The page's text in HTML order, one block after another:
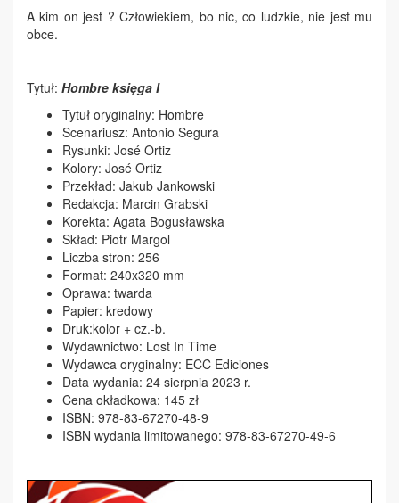
A kim on jest ? Człowiekiem, bo nic, co ludzkie, nie jest mu
obce.
Tytuł: Hombre księga I
Tytuł oryginalny: Hombre
Scenariusz: Antonio Segura
Rysunki: José Ortiz
Kolory: José Ortiz
Przekład: Jakub Jankowski
Redakcja: Marcin Grabski
Korekta: Agata Bogusławska
Skład: Piotr Margol
Liczba stron: 256
Format: 240x320 mm
Oprawa: twarda
Papier: kredowy
Druk:kolor + cz.-b.
Wydawnictwo: Lost In Time
Wydawca oryginalny: ECC Ediciones
Data wydania: 24 sierpnia 2023 r.
Cena okładkowa: 145 zł
ISBN: 978-83-67270-48-9
ISBN wydania limitowanego: 978-83-67270-49-6